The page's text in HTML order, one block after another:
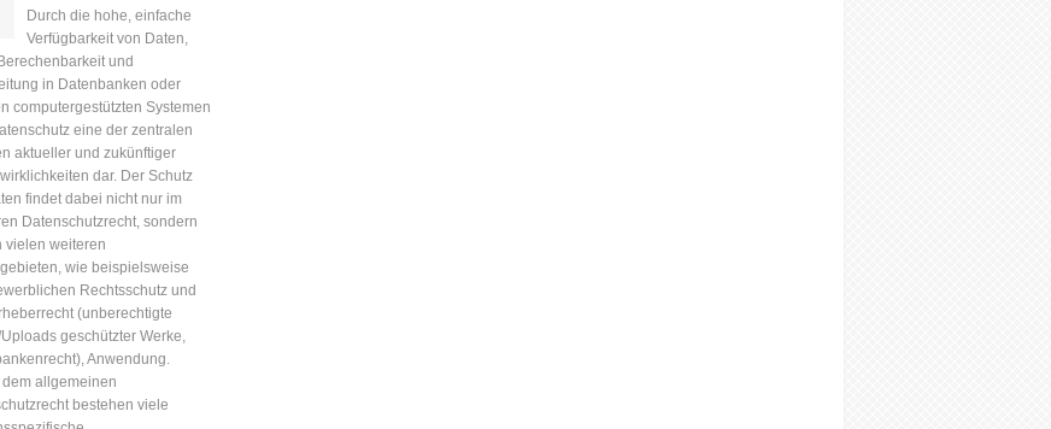
Durch die hohe, einfache
Verfügbarkeit von Daten,
und
in Datenbanken oder
computergestützten Systemen
eine der zentralen
aktueller und zukünftiger
dar. Der Schutz
findet dabei nicht nur im
Datenschutzrecht, sondern
vielen weiteren
wie beispielsweise
Rechtsschutz und
(unberechtigte
geschützter Werke,
Anwendung.
allgemeinen
bestehen viele